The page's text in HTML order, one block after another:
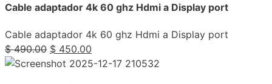
Cable adaptador 4k 60 ghz Hdmi a Display port
Cable adaptador 4k 60 ghz Hdmi a Display port
$490.00 $ 450.00